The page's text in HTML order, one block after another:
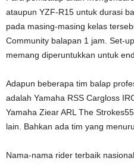
ataupun YZF-R15 untuk durasi
pada masing-masing kelas
Community balapan 1 jam. Set-
memang diperuntukkan untuk
Adapun beberapa tim balap
adalah Yamaha RSS Cargloss
Yamaha Ziear ARL The
lain. Bahkan ada tim yang
Nama-nama rider terbaik